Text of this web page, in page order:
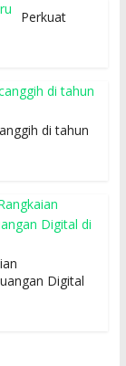
Perkuat
di tahun
Digital